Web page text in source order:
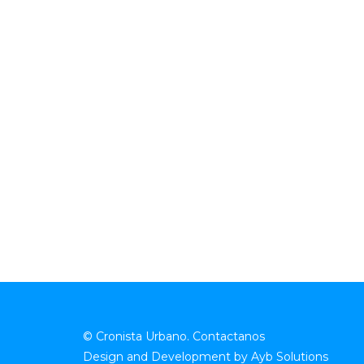
© Cronista Urbano. Contactanos
Design and Development by Ayb Solutions